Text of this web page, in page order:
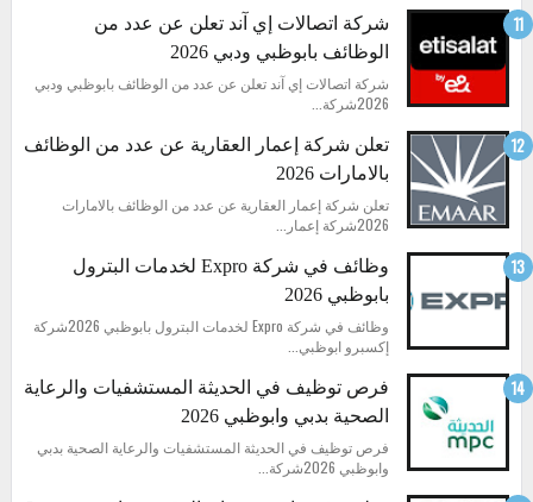
شركة اتصالات إي آند تعلن عن عدد من
الوظائف بابوظبي ودبي 2026
شركة اتصالات إي آند تعلن عن عدد من الوظائف بابوظبي ودبي
2026شركة...
تعلن شركة إعمار العقارية عن عدد من الوظائف
بالامارات 2026
تعلن شركة إعمار العقارية عن عدد من الوظائف بالامارات
2026شركة إعمار...
وظائف في شركة Expro لخدمات البترول
بابوظبي 2026
وظائف في شركة Expro لخدمات البترول بابوظبي 2026شركة
إكسبرو ابوظبي...
فرص توظيف في الحديثة المستشفيات والرعاية
الصحية بدبي وابوظبي 2026
فرص توظيف في الحديثة المستشفيات والرعاية الصحية بدبي
وابوظبي 2026شركة...